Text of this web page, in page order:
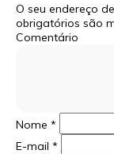
O seu endereço
obrigatórios são
Comentário
Nome *
E-mail *